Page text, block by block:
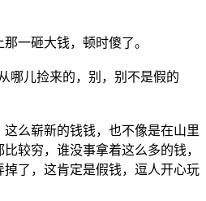
一砸大钱，顿时傻了。
哪儿捡来的，别，别不是假的
么崭新的钱钱，也不像是在山里
较穷，谁没事拿着这么多的钱，
了，这肯定是假钱，逗人开心玩